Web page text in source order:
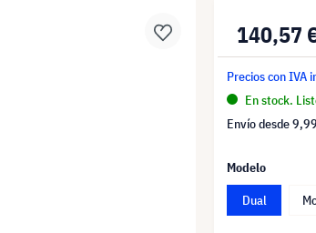
140,57
Precios con IVA
En stock.
Envío desde
Modelo
Dual